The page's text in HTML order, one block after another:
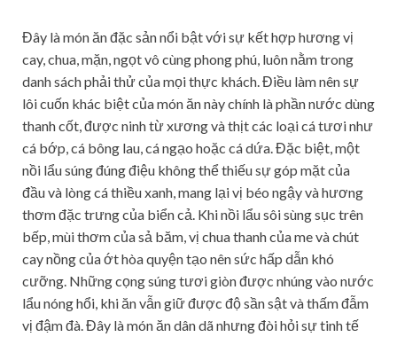
Đây là món ăn đặc sản nổi bật với sự kết hợp hương vị
cay, chua, mặn, ngọt vô cùng phong phú, luôn nằm trong
danh sách phải thử của mọi thực khách. Điều làm nên sự
lôi cuốn khác biệt của món ăn này chính là phần nước dùng
thanh cốt, được ninh từ xương và thịt các loại cá tươi như
cá bớp, cá bông lau, cá ngạo hoặc cá dứa. Đặc biệt, một
nồi lẩu súng đúng điệu không thể thiếu sự góp mặt của
đầu và lòng cá thiều xanh, mang lại vị béo ngậy và hương
thơm đặc trưng của biển cả. Khi nồi lẩu sôi sùng sục trên
bếp, mùi thơm của sả băm, vị chua thanh của me và chút
cay nồng của ớt hòa quyện tạo nên sức hấp dẫn khó
cưỡng. Những cọng súng tươi giòn được nhúng vào nước
lẩu nóng hổi, khi ăn vẫn giữ được độ sần sật và thấm đẫm
vị đậm đà. Đây là món ăn dân dã nhưng đòi hỏi sự tinh tế